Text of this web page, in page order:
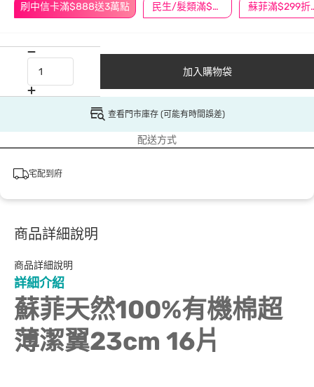
刷中信卡滿$888送3萬點 民生/髮類滿$388送舒潔冰巾 蘇菲
加入購物袋
查看門市庫存 (可能有時間誤差)
配送方式
宅配到府
商品詳細說明
商品詳細說明
詳細介紹
蘇菲天然100%有機棉超
薄潔翼23cm 16片